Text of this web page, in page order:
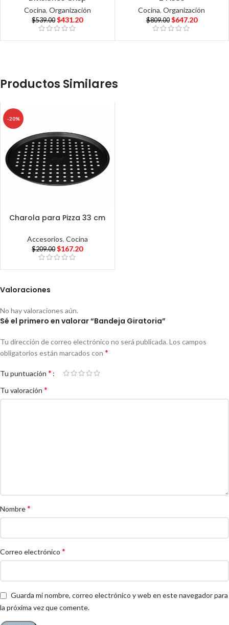
Cocina, Organización
$539.00 $431.20
Cocina,Organización
$809.00 $647.20
Productos Similares
-20%
Charola para Pizza 33 cm
Accesorios, Cocina
$209.00 $167.20
Valoraciones
No hay valoraciones aún.
Sé el primero en valorar “Bandeja Giratoria”
Tu dirección de correo electrónico no será publicada. Los campos
obligatorios están marcados con *
Tu puntuación *
Tu valoración *
Nombre*
Correo electrónico *
Guarda mi nombre, correo electrónico y web en este navegador para
la próxima vez que comente.